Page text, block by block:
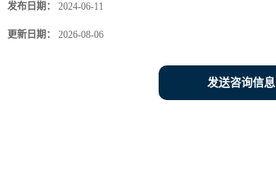
发布日期： 2024-06-11
更新日期： 2026-08-06
发送咨询信息